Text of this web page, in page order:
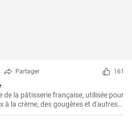
Partager 161
de la pâtisserie française, utilisée pour
à la crème, des gougères et d'autres